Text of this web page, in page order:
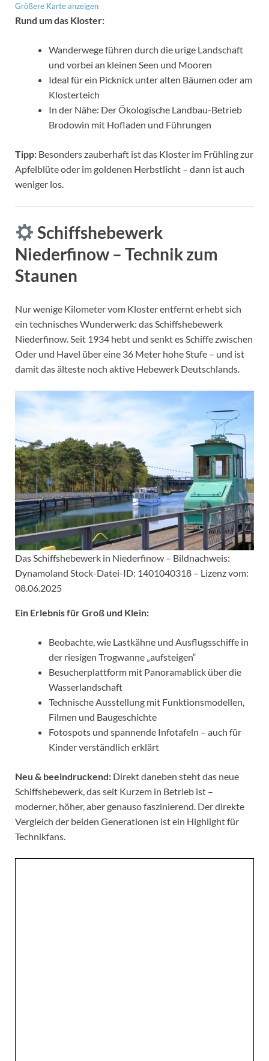
Größere Karte anzeigen
Rund um das Kloster:
Wanderwege führen durch die urige Landschaft
und vorbei an kleinen Seen und Mooren
Ideal für ein Picknick unter alten Bäumen oder am
Klosterteich
In der Nähe: Der Ökologische Landbau-Betrieb
Brodowin mit Hofladen und Führungen
Tipp: Besonders zauberhaft ist das Kloster im Frühling zur
Apfelblüte oder im goldenen Herbstlicht – dann ist auch
weniger los.
Schiffshebewerk
Niederfinow – Technik zum
Staunen
Nur wenige Kilometer vom Kloster entfernt erhebt sich
ein technisches Wunderwerk: das Schiffshebewerk
Niederfinow. Seit 1934 hebt und senkt es Schiffe zwischen
Oder und Havel über eine 36 Meter hohe Stufe – und ist
damit das älteste noch aktive Hebewerk Deutschlands.
Das Schiffshebewerk in Niederfinow – Bildnachweis:
Dynamoland Stock-Datei-ID: 1401040318 – Lizenz vom:
08.06.2025
Ein Erlebnis für Groß und Klein:
Beobachte, wie Lastkähne und Ausflugsschiffe in
der riesigen Trogwanne „aufsteigen“
Besucherplattform mit Panoramablick über die
Wasserlandschaft
Technische Ausstellung mit Funktionsmodellen,
Filmen und Baugeschichte
Fotospots und spannende Infotafeln – auch für
Kinder verständlich erklärt
Neu & beeindruckend: Direkt daneben steht das neue
Schiffshebewerk, das seit Kurzem in Betrieb ist –
moderner, höher, aber genauso faszinierend. Der direkte
Vergleich der beiden Generationen ist ein Highlight für
Technikfans.